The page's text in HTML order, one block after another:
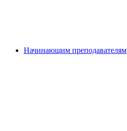
Начинающим преподавателям